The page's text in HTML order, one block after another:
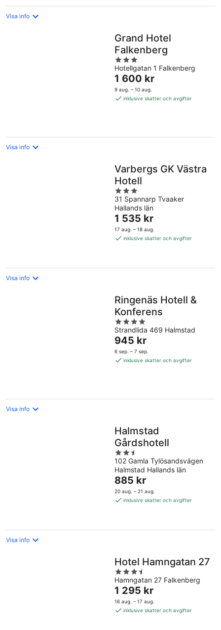
Visa info
Grand Hotel
Falkenberg
3
out
of
5
Hotellgatan 1 Falkenberg
Priset
är
1 600 kr
1 600 kr
9 aug. – 10 aug.
inklusive skatter och avgifter
Visa info
Varbergs GK Västra
Hotell
3
out
of
5
31 Spannarp Tvaaker
Hallands län
Priset
är
1 535 kr
1 535 kr
17 aug. – 18 aug.
inklusive skatter och avgifter
Visa info
Ringenäs Hotell &
Konferens
4
out
of
5
Strandlida 469 Halmstad
Priset
är
945 kr
945 kr
6 sep. – 7 sep.
inklusive skatter och avgifter
Visa info
Halmstad
Gårdshotell
2.5
out
of
5
102 Gamla Tylösandsvägen
Halmstad Hallands län
Priset
är
885 kr
885 kr
20 aug. – 21 aug.
inklusive skatter och avgifter
Visa info
Hotel Hamngatan 27
3.5
out
of
5
Hamngatan 27 Falkenberg
Priset
är
1 295 kr
1 295 kr
16 aug. – 17 aug.
inklusive skatter och avgifter